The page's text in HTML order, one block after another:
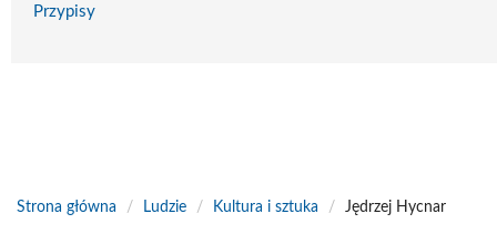
Przypisy
Strona główna / Ludzie / Kultura i sztuka / Jędrzej Hycnar